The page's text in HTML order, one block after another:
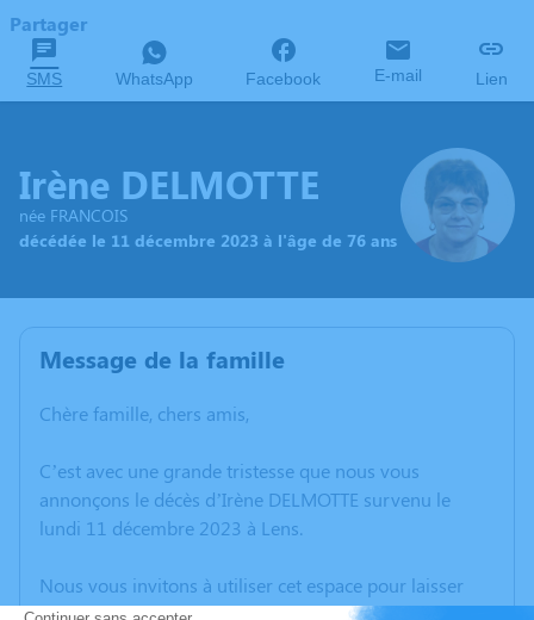
Partager
SMS WhatsApp Facebook E-mail Lien
Irène DELMOTTE
née FRANCOIS
décédée le 11 décembre 2023 à l'âge de 76 ans
Message de la famille
Chère famille, chers amis,
C’est avec une grande tristesse que nous vous
annonçons le décès d’Irène DELMOTTE survenu le
lundi 11 décembre 2023 à Lens.
Nous vous invitons à utiliser cet espace pour laisser
vos condoléances, partager des photos souvenirs, une